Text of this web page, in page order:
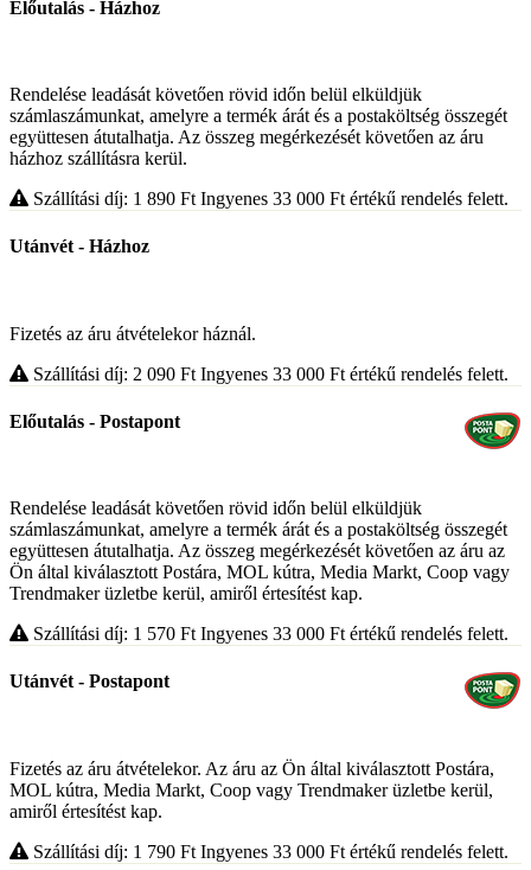
Előutalás - Házhoz
Rendelése leadását követően rövid időn belül elküldjük
számlaszámunkat, amelyre a termék árát és a postaköltség összegét
együttesen átutalhatja. Az összeg megérkezését követően az áru
házhoz szállításra kerül.
Szállítási díj: 1 890 Ft Ingyenes 33 000 Ft értékű rendelés felett.
Utánvét - Házhoz
Fizetés az áru átvételekor háznál.
Szállítási díj: 2 090 Ft Ingyenes 33 000 Ft értékű rendelés felett.
Előutalás - Postapont
Rendelése leadását követően rövid időn belül elküldjük
számlaszámunkat, amelyre a termék árát és a postaköltség összegét
együttesen átutalhatja. Az összeg megérkezését követően az áru az
Ön által kiválasztott Postára, MOL kútra, Media Markt, Coop vagy
Trendmaker üzletbe kerül, amiről értesítést kap.
Szállítási díj: 1 570 Ft Ingyenes 33 000 Ft értékű rendelés felett.
Utánvét - Postapont
Fizetés az áru átvételekor. Az áru az Ön által kiválasztott Postára,
MOL kútra, Media Markt, Coop vagy Trendmaker üzletbe kerül,
amiről értesítést kap.
Szállítási díj: 1 790 Ft Ingyenes 33 000 Ft értékű rendelés felett.